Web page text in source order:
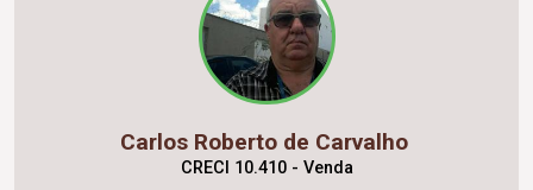
Carlos Roberto de Carvalho
CRECI 10.410 - Venda